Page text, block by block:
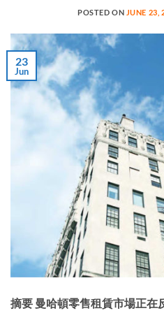
POSTED ON JUNE 23,
23
Jun
摘要 曼哈頓零售租賃市場正在